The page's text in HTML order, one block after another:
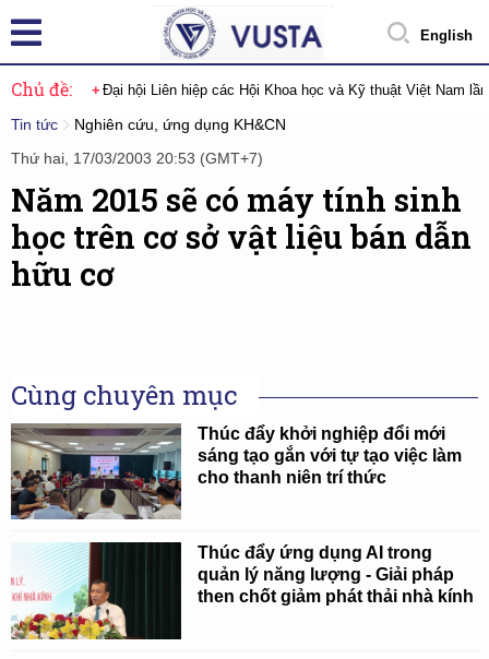
English
Chủ đề: Đại hội Liên hiệp các Hội Khoa học và Kỹ thuật Việt Nam
Tin tức
Nghiên cứu, ứng dụng KH&CN
Thứ hai, 17/03/2003 20:53 (GMT+7)
Năm 2015 sẽ có máy tính sinh
học trên cơ sở vật liệu bán dẫn
hữu cơ
Cùng chuyên mục
Thúc đẩy khởi nghiệp đổi mới
sáng tạo gắn với tự tạo việc làm
cho thanh niên trí thức
Thúc đẩy ứng dụng AI trong
quản lý năng lượng - Giải pháp
then chốt giảm phát thải nhà kính